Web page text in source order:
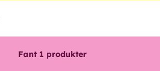
Fant 1 produkter